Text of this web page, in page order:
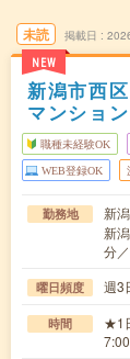
未読
NEW
掲載日
新潟市西
マンショ
職種未経験OK
WEB登録OK
勤務地 新
新
分
曜日頻度 週3
時間
★1